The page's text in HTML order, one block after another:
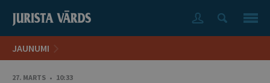
JAUNUMI
27. MARTS • 10:33